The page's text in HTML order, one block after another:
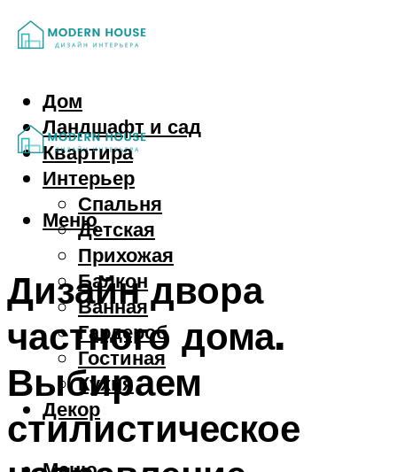
Дом
Ландшафт и сад
Квартира
Интерьер
Спальня
Детская
Прихожая
Балкон
Ванная
Гардероб
Гостиная
Кухня
Декор
Меню
Дизайн двора
частного дома.
Выбираем
стилистическое